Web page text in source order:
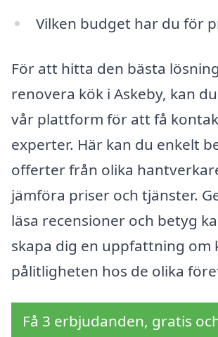
Vilken budget har du för
För att hitta den bästa
renovera kök i Askeby, kan
vår plattform för att få
experter. Här kan du enkelt
offerter från olika
jämföra priser och tjänster.
läsa recensioner och betyg
skapa dig en uppfattning om
pålitligheten hos de olika
Få 3 erbjudanden, gratis